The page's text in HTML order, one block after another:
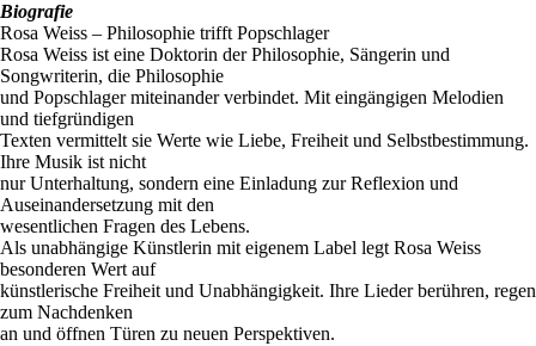
Biografie
Rosa Weiss – Philosophie trifft Popschlager
Rosa Weiss ist eine Doktorin der Philosophie, Sängerin und
Songwriterin, die Philosophie
und Popschlager miteinander verbindet. Mit eingängigen Melodien
und tiefgründigen
Texten vermittelt sie Werte wie Liebe, Freiheit und Selbstbestimmung.
Ihre Musik ist nicht
nur Unterhaltung, sondern eine Einladung zur Reflexion und
Auseinandersetzung mit den
wesentlichen Fragen des Lebens.
Als unabhängige Künstlerin mit eigenem Label legt Rosa Weiss
besonderen Wert auf
künstlerische Freiheit und Unabhängigkeit. Ihre Lieder berühren, regen
zum Nachdenken
an und öffnen Türen zu neuen Perspektiven.